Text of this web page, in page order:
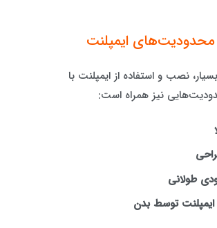
ایمپلنت
نصب و استفاده از ایمپلنت با
نیز همراه است:
طولانی
ایمپلنت توسط بدن